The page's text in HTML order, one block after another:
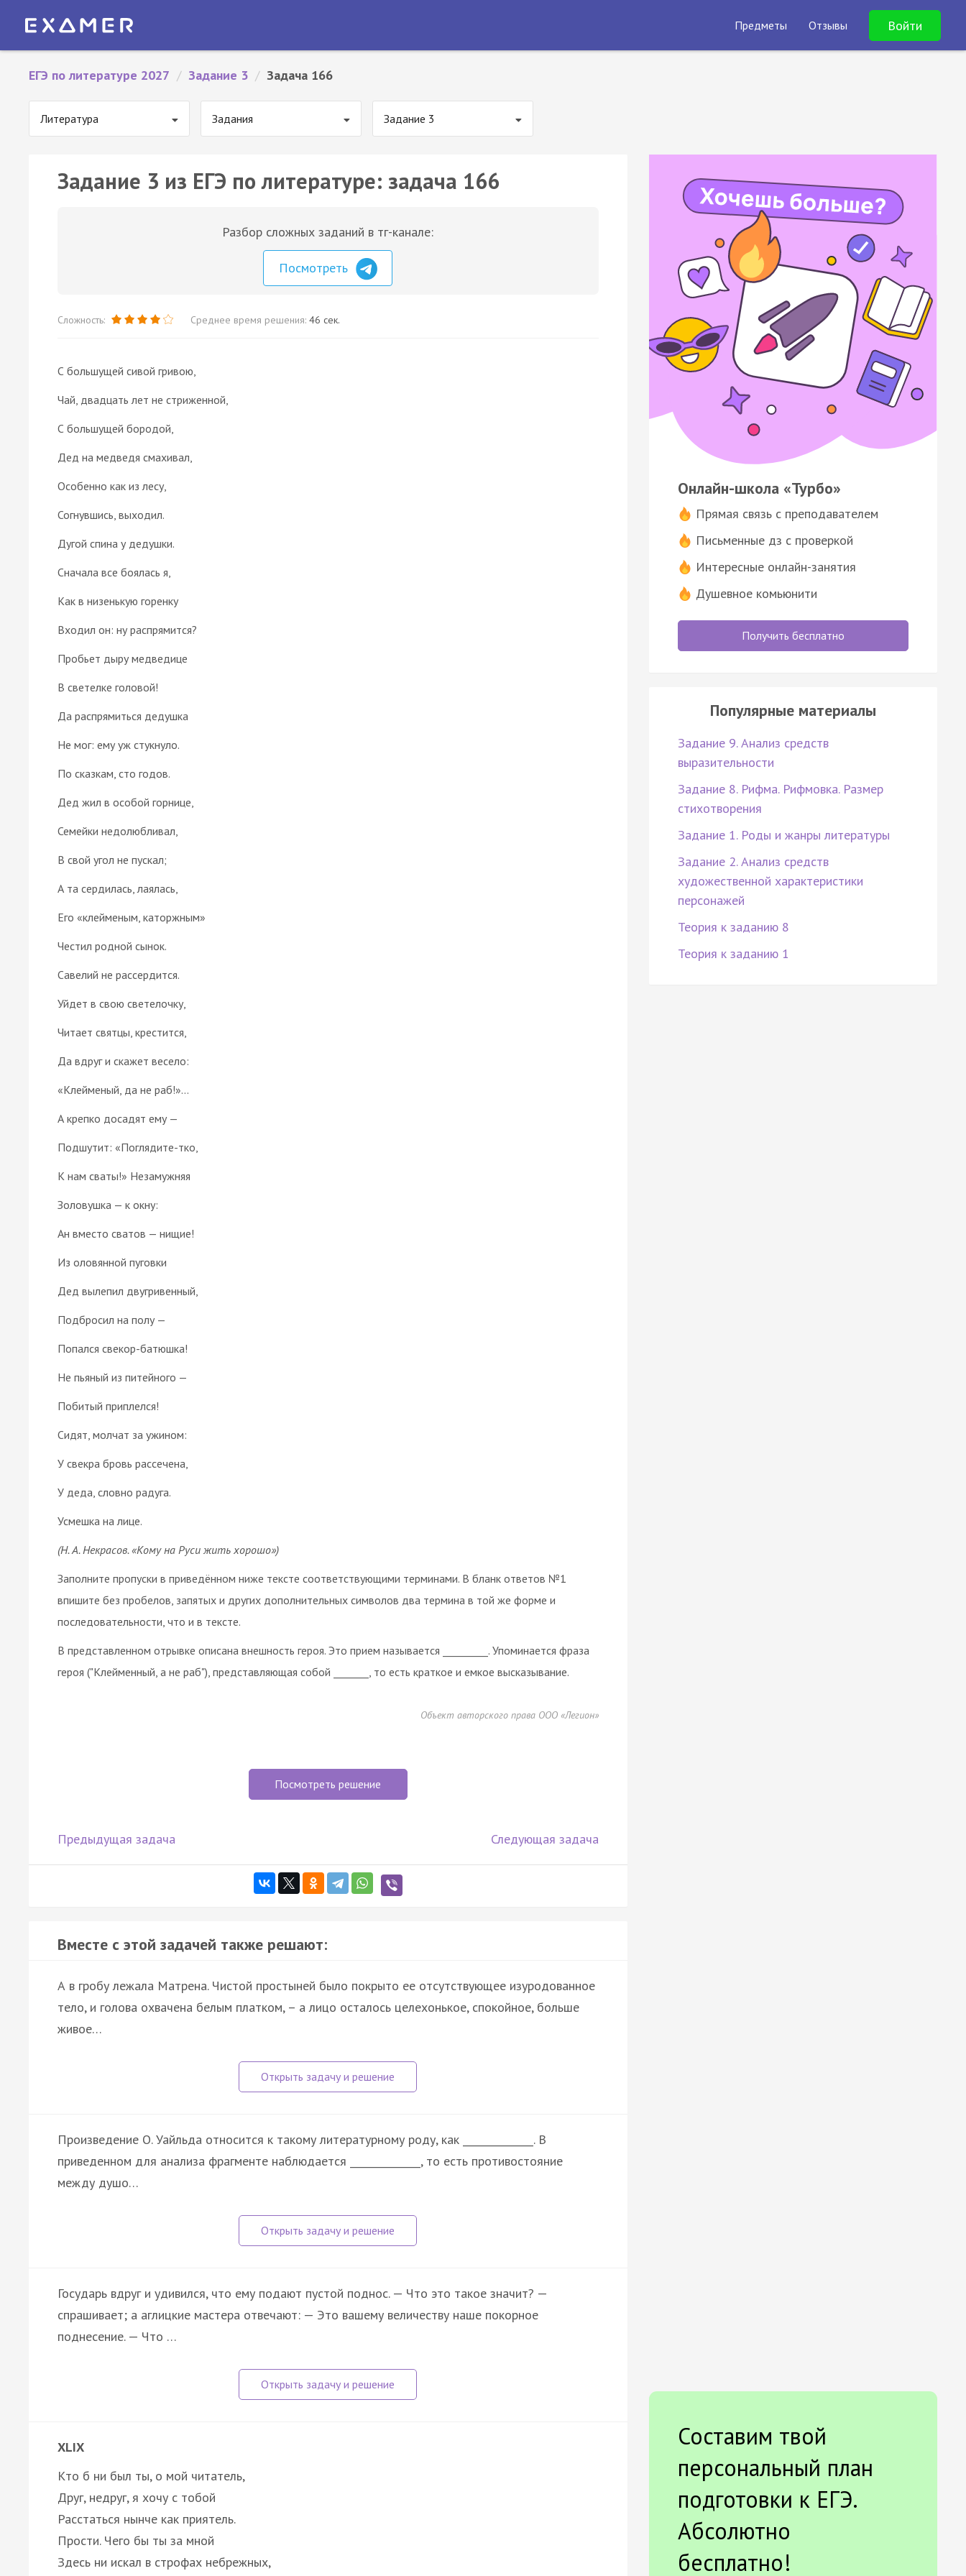
Предметы Отзывы Войти
ЕГЭ по литературе 2027 / Задание 3 / Задача 166
Литература Задания Задание 3
Задание 3 из ЕГЭ по литературе: задача 166
Разбор сложных заданий в тг-канале:
Посмотреть
Сложность: Среднее время решения: 46 сек.
С большущей сивой гривою,
Чай, двадцать лет не стриженной,
С большущей бородой,
Дед на медведя смахивал,
Особенно как из лесу,
Согнувшись, выходил.
Дугой спина у дедушки.
Сначала все боялась я,
Как в низенькую горенку
Входил он: ну распрямится?
Пробьет дыру медведице
В светелке головой!
Да распрямиться дедушка
Не мог: ему уж стукнуло.
По сказкам, сто годов.
Дед жил в особой горнице,
Семейки недолюбливал,
В свой угол не пускал;
А та сердилась, лаялась,
Его «клейменым, каторжным»
Честил родной сынок.
Савелий не рассердится.
Уйдет в свою светелочку,
Читает святцы, крестится,
Да вдруг и скажет весело:
«Клейменый, да не раб!»...
А крепко досадят ему —
Подшутит: «Поглядите-тко,
К нам сваты!» Незамужняя
Золовушка — к окну:
Ан вместо сватов — нищие!
Из оловянной пуговки
Дед вылепил двугривенный,
Подбросил на полу —
Попался свекор-батюшка!
Не пьяный из питейного —
Побитый приплелся!
Сидят, молчат за ужином:
У свекра бровь рассечена,
У деда, словно радуга.
Усмешка на лице.
(Н. А. Некрасов. «Кому на Руси жить хорошо»)
Заполните пропуски в приведённом ниже тексте соответствующими терминами. В бланк ответов №1
впишите без пробелов, запятых и других дополнительных символов два термина в той же форме и
последовательности, что и в тексте.
В представленном отрывке описана внешность героя. Это прием называется _________. Упоминается фраза
героя ("Клейменный, а не раб"), представляющая собой _______, то есть краткое и емкое высказывание.
Объект авторского права ООО «Легион»
Посмотреть решение
Предыдущая задача Следующая задача
Вместе с этой задачей также решают:
А в гробу лежала Матрена. Чистой простыней было покрыто ее отсутствующее изуродованное
тело, и голова охвачена белым платком, – а лицо осталось целехонькое, спокойное, больше
живое…
Произведение О. Уайльда относится к такому литературному роду, как ______________. В
приведенном для анализа фрагменте наблюдается ______________, то есть противостояние
между душо…
Государь вдруг и удивился, что ему подают пустой поднос. — Что это такое значит? —
спрашивает; а аглицкие мастера отвечают: — Это вашему величеству наше покорное
поднесение. — Что …
XLIX
Кто б ни был ты, о мой читатель,
Друг, недруг, я хочу с тобой
Расстаться нынче как приятель.
Прости. Чего бы ты за мной
Здесь ни искал в строфах небрежных,
Онлайн-школа «Турбо»
Прямая связь с преподавателем
Письменные дз с проверкой
Интересные онлайн-занятия
Душевное комьюнити
Получить бесплатно
Популярные материалы
Задание 9. Анализ средств
выразительности
Задание 8. Рифма. Рифмовка. Размер
стихотворения
Задание 1. Роды и жанры литературы
Задание 2. Анализ средств
художественной характеристики
персонажей
Теория к заданию 8
Теория к заданию 1
Составим твой
персональный план
подготовки к ЕГЭ.
Абсолютно
бесплатно!